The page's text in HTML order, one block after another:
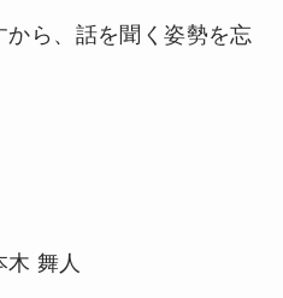
ら、話を聞く姿勢を忘